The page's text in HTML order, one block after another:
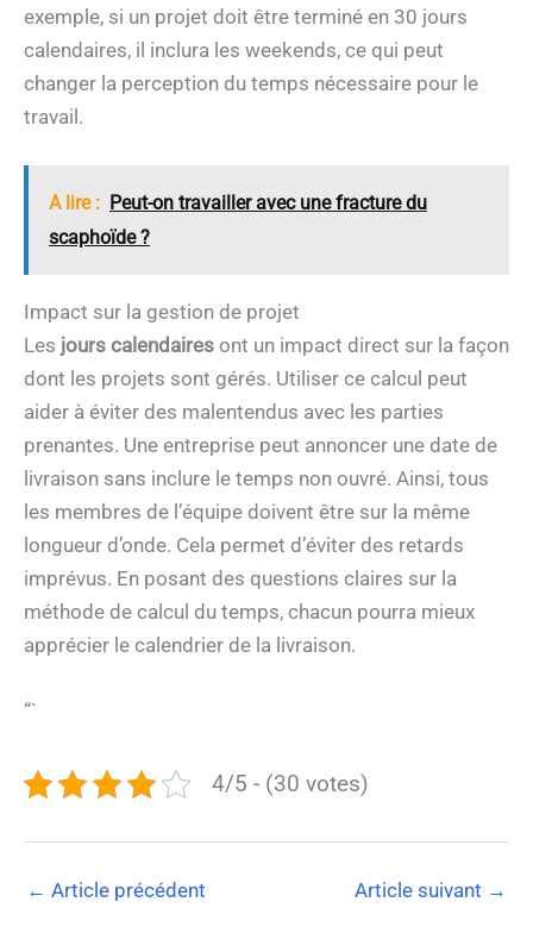
exemple, si un projet doit être terminé en 30 jours
calendaires, il inclura les weekends, ce qui peut
changer la perception du temps nécessaire pour le
travail.
A lire : Peut-on travailler avec une fracture du
scaphoïde ?
Impact sur la gestion de projet
Les jours calendaires ont un impact direct sur la façon
dont les projets sont gérés. Utiliser ce calcul peut
aider à éviter des malentendus avec les parties
prenantes. Une entreprise peut annoncer une date de
livraison sans inclure le temps non ouvré. Ainsi, tous
les membres de l’équipe doivent être sur la même
longueur d’onde. Cela permet d’éviter des retards
imprévus. En posant des questions claires sur la
méthode de calcul du temps, chacun pourra mieux
apprécier le calendrier de la livraison.
“`
4/5 - (30 votes)
← Article précédent Article suivant →